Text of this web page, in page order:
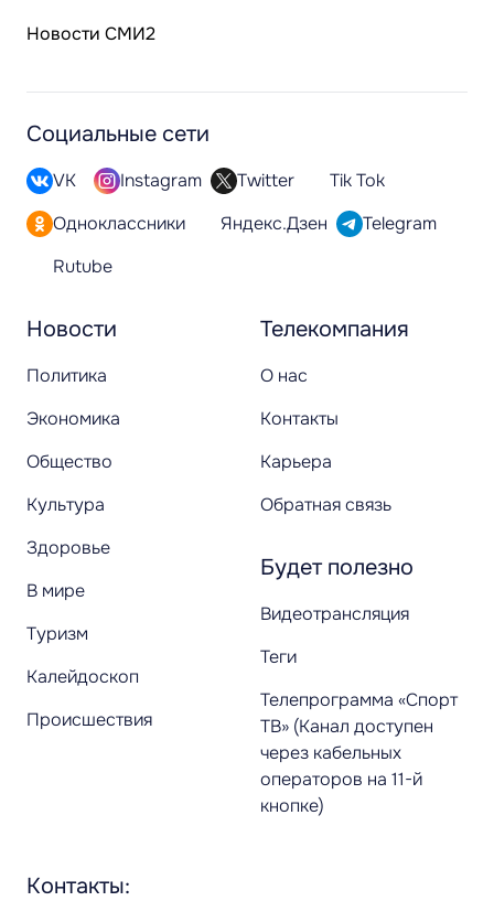
Новости СМИ2
Новости
Политика
Экономика
Общество
Культура
Здоровье
В мире
Туризм
Калейдоскоп
Происшествия
Телекомпания
О нас
Контакты
Карьера
Обратная связь
Будет полезно
Видеотрансляция
Теги
Телепрограмма «Спорт
ТВ» (Канал доступен
через кабельных
операторов на 11-й
кнопке)
Социальные сети
VK Instagram Twitter
Tik Tok
Одноклассники
Яндекс.Дзен
Telegram
Rutube
Контакты: